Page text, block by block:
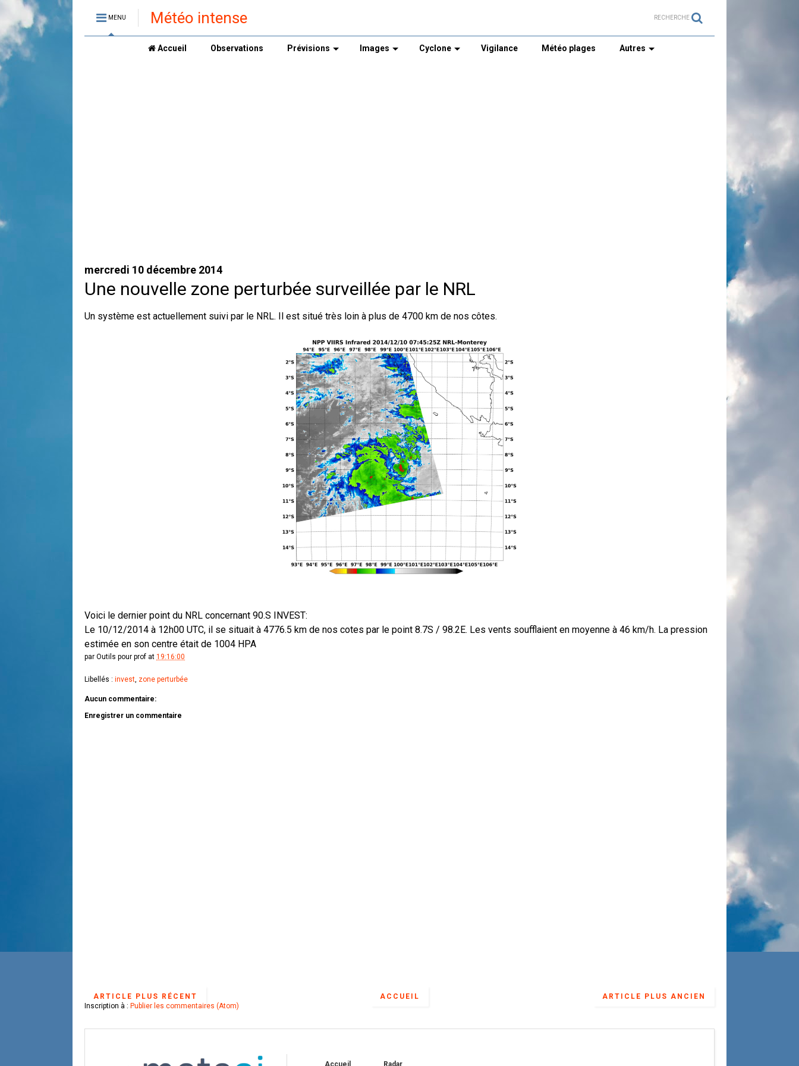
MENU Météo intense RECHERCHE
Accueil Observations Prévisions Images Cyclone Vigilance Météo plages Autres
mercredi 10 décembre 2014
Une nouvelle zone perturbée surveillée par le NRL
Un système est actuellement suivi par le NRL. Il est situé très loin à plus de 4700 km de nos côtes.
Voici le dernier point du NRL concernant 90.S INVEST:
Le 10/12/2014 à 12h00 UTC, il se situait à 4776.5 km de nos cotes par le point 8.7S / 98.2E. Les vents soufflaient en moyenne à 46 km/h. La pression
estimée en son centre était de 1004 HPA
par Outils pour prof at 19:16:00
Libellés : invest zone perturbée
Aucun commentaire:
Enregistrer un commentaire
ARTICLE PLUS RÉCENT ARTICLE PLUS ANCIEN
ACCUEIL
Inscription à : Publier les commentaires (Atom)
Accueil Radar